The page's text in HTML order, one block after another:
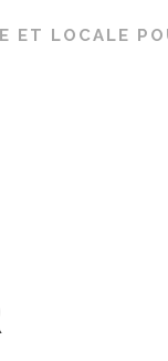
ET LOCALE